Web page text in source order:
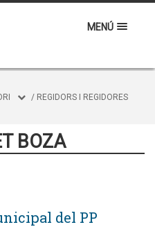
MENÚ
/ REGIDORS I REGIDORES
BOZA
del PP